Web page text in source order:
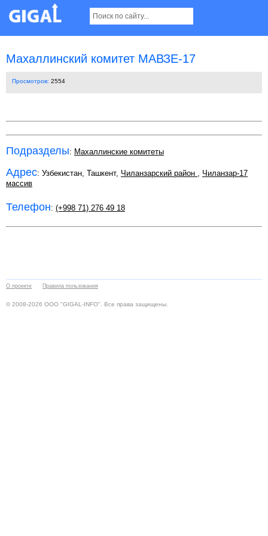
Махаллинский комитет МАВЗЕ-17
Просмотров: 2554
Подразделы: Махаллинские комитеты
Адрес: Узбекистан, Ташкент, Чиланзарский район , Чиланзар-17
массив
Телефон: (+998 71) 276 49 18
О проекте Правила пользования
© 2008-2026 ООО "GIGAL-INFO". Все права защищены.